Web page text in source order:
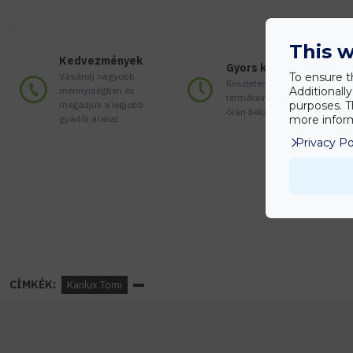
Kedvezmények
Vásárolj nagyobb
mennyiségben és
megadjuk a legjobb
gyártói árakat.
Gyors kiszállítás
Készleten lévő
termékeinket akár 24
órán belül megkaphatod!
CÍMKÉK: Kanlux Tomi
This
To ensure
purposes.
more
Privacy